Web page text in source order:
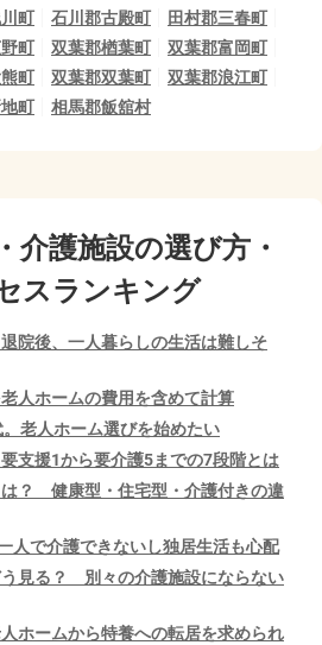
町 石川郡古殿町
田村郡三春町
町 双葉郡楢葉町
双葉郡富岡町
町 双葉郡双葉町
双葉郡浪江町
町 相馬郡飯舘村
介護施設の選び方・
スランキング
院後、一人暮らしの生活は難しそ
人ホームの費用を含めて計算
老人ホーム選びを始めたい
支援1から要介護5までの7段階とは
は？ 健康型・住宅型・介護付きの違
人で介護できないし独居生活も心配
見る？ 別々の介護施設にならない
ホームから特養への転居を求められ